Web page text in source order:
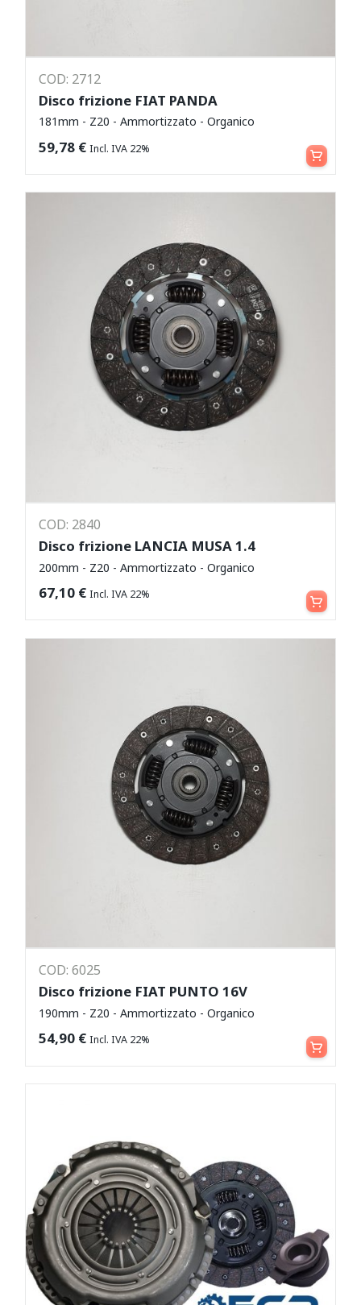
COD: 2712
Disco frizione FIAT PANDA
181mm - Z20 - Ammortizzato - Organico
59,78 € Incl. IVA 22% Aggiungi al carrello
COD: 2840
Disco frizione LANCIA MUSA 1.4
200mm - Z20 - Ammortizzato - Organico
67,10 € Incl. IVA 22% Aggiungi al carrello
COD: 6025
Disco frizione FIAT PUNTO 16V
190mm - Z20 - Ammortizzato - Organico
54,90 € Incl. IVA 22% Aggiungi al carrello